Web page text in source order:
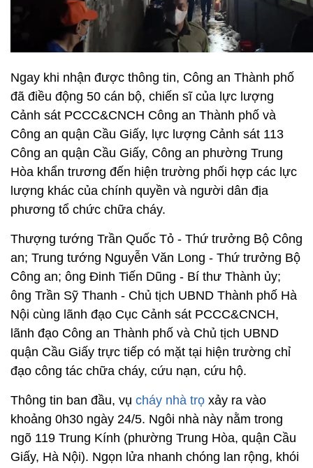
Ngay khi nhận được thông tin, Công an Thành phố
đã điều động 50 cán bộ, chiến sĩ của lực lượng
Cảnh sát PCCC&CNCH Công an Thành phố và
Công an quận Cầu Giấy, lực lượng Cảnh sát 113
Công an quận Cầu Giấy, Công an phường Trung
Hòa khẩn trương đến hiện trường phối hợp các lực
lượng khác của chính quyền và người dân địa
phương tổ chức chữa cháy.
Thượng tướng Trần Quốc Tỏ - Thứ trưởng Bộ Công
an; Trung tướng Nguyễn Văn Long - Thứ trưởng Bộ
Công an; ông Đinh Tiến Dũng - Bí thư Thành ủy;
ông Trần Sỹ Thanh - Chủ tịch UBND Thành phố Hà
Nội cùng lãnh đạo Cục Cảnh sát PCCC&CNCH,
lãnh đạo Công an Thành phố và Chủ tịch UBND
quận Cầu Giấy trực tiếp có mặt tại hiện trường chỉ
đạo công tác chữa cháy, cứu nạn, cứu hộ.
Thông tin ban đầu, vụ cháy nhà trọ xảy ra vào
khoảng 0h30 ngày 24/5. Ngôi nhà này nằm trong
ngõ 119 Trung Kính (phường Trung Hòa, quận Cầu
Giấy, Hà Nội). Ngọn lửa nhanh chóng lan rộng, khói